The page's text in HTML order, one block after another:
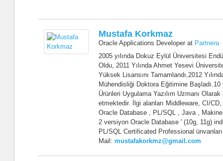
Mustafa Korkmaz
Oracle Applications Developer at Partnera
2005 yılında Dokuz Eylül Üniversitesi
Oldu, 2011 Yılında Ahmet Yesevi
Yüksek Lisansını Tamamlandı,2012
Mühendisliği Doktora Eğitimine Başladı.10
Ürünleri Uygulama Yazılım Uzmanı
etmektedir. İlgi alanları Middleware, CI/CD,
Oracle Database , PL/SQL , Java ,
2 versiyon Oracle Database ' (10g, 11g)
PL/SQL Certificated Professional
Mail: mustafakorkmz@gmail.com